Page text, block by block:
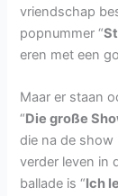
vriendschap
popnummer “
eren met een
Maar er staan
“Die große
die na de show
verder leven in
ballade is “Ich